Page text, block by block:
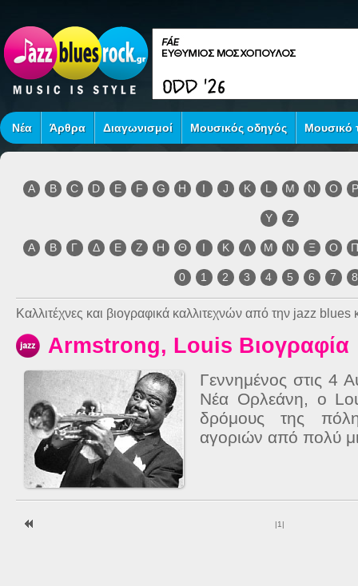
Νέα Άρθρα Διαγωνισμοί Μουσικός οδηγός Μουσικό
A B C D E F G H I J K L M N O P
Y Z
Α Β Γ Δ Ε Ζ Η Θ Ι Κ Λ Μ Ν Ξ Ο
0 1 2 3 4 5 6 7 8
Καλλιτέχνες και βιογραφικά καλλιτεχνών από την jazz blues
Armstrong, Louis Βιογραφία
Γεννημένος στις 4
Νέα Ορλεάνη, ο
δρόμους της
αγοριών από πολύ
|1 |